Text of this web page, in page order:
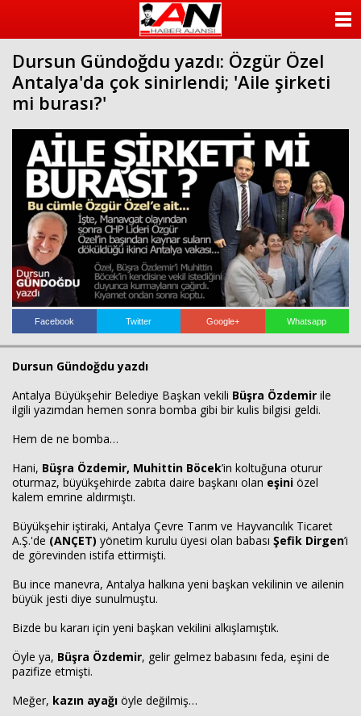
Dursun Gündoğdu yazdı: Özgür Özel
Antalya'da çok sinirlendi; 'Aile şirketi
mi burası?'
Facebook Twitter Google+ Whatsapp
Dursun Gündoğdu yazdı
Antalya Büyükşehir Belediye Başkan vekili Büşra Özdemir ile
ilgili yazımdan hemen sonra bomba gibi bir kulis bilgisi geldi.
Hem de ne bomba…
Hani, Büşra Özdemir, Muhittin Böcek’in koltuğuna oturur
oturmaz, büyükşehirde zabıta daire başkanı olan eşini özel
kalem emrine aldırmıştı.
Büyükşehir iştiraki, Antalya Çevre Tarım ve Hayvancılık Ticaret
A.Ş.'de (ANÇET) yönetim kurulu üyesi olan babası Şefik Dirgen’i
de görevinden istifa ettirmişti.
Bu ince manevra, Antalya halkına yeni başkan vekilinin ve ailenin
büyük jesti diye sunulmuştu.
Bizde bu kararı için yeni başkan vekilini alkışlamıştık.
Öyle ya, Büşra Özdemir, gelir gelmez babasını feda, eşini de
pazifize etmişti.
Meğer, kazın ayağı öyle değilmiş…
KATEGORİLER
ANKETLER
FOTO GALERİ
VİDEO GALERİ
KÜNYE
İLETİŞİM